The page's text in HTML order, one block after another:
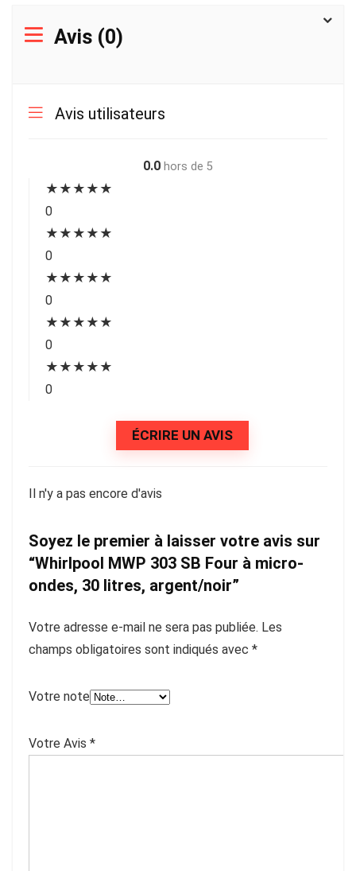
Avis (0)
Avis utilisateurs
0.0 hors de 5
★ ★ ★ ★ ★
0
★ ★ ★ ★ ★
0
★ ★ ★ ★ ★
0
★ ★ ★ ★ ★
0
★ ★ ★ ★ ★
0
ÉCRIRE UN AVIS
Il n'y a pas encore d'avis
Soyez le premier à laisser votre avis sur
“Whirlpool MWP 303 SB Four à micro-
ondes, 30 litres, argent/noir”
Votre adresse e-mail ne sera pas publiée. Les
champs obligatoires sont indiqués avec *
Votre note
Votre Avis *